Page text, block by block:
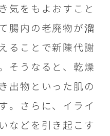
気をもよおすこと
腸内の老廃物が溜
ることで新陳代謝
そうなると、乾燥
出物といった肌の
。さらに、イライ
などを引き起こす